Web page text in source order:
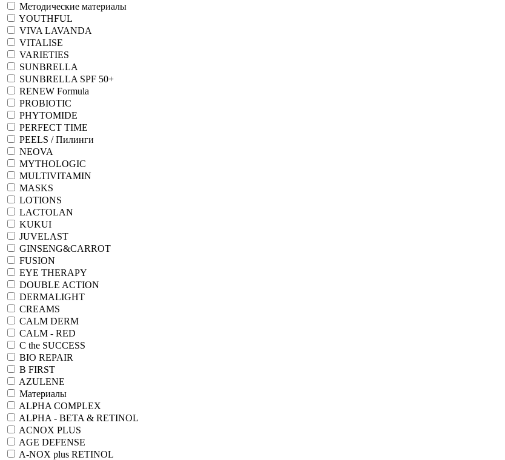
Методические материалы
YOUTHFUL
VIVA LAVANDA
VITALISE
VARIETIES
SUNBRELLA
SUNBRELLA SPF 50+
RENEW Formula
PROBIOTIC
PHYTOMIDE
PERFECT TIME
PEELS / Пилинги
NEOVA
MYTHOLOGIC
MULTIVITAMIN
MASKS
LOTIONS
LACTOLAN
KUKUI
JUVELAST
GINSENG&CARROT
FUSION
EYE THERAPY
DOUBLE ACTION
DERMALIGHT
CREAMS
CALM DERM
CALM - RED
C the SUCCESS
BIO REPAIR
B FIRST
AZULENE
Материалы
ALPHA COMPLEX
ALPHA - BETA & RETINOL
ACNOX PLUS
AGE DEFENSE
A-NOX plus RETINOL